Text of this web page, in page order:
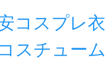
コスプレ衣
スチューム